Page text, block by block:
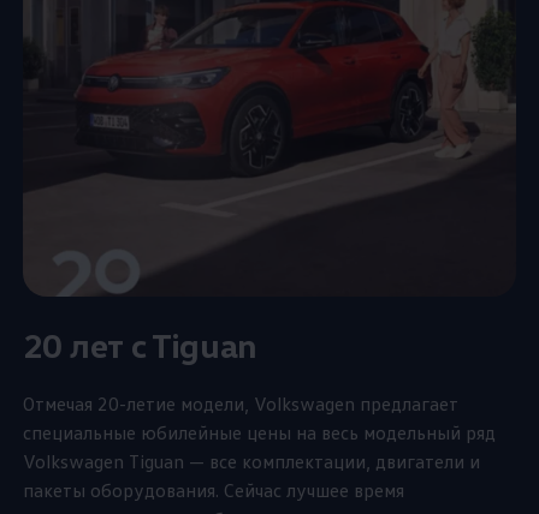
20 лет c Tiguan
Отмечая 20-летие модели, Volkswagen предлагает
специальные юбилейные цены на весь модельный ряд
Volkswagen Tiguan — все комплектации, двигатели и
пакеты оборудования. Сейчас лучшее время